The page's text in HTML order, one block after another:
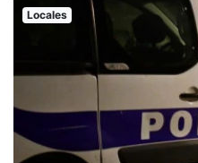
Locales